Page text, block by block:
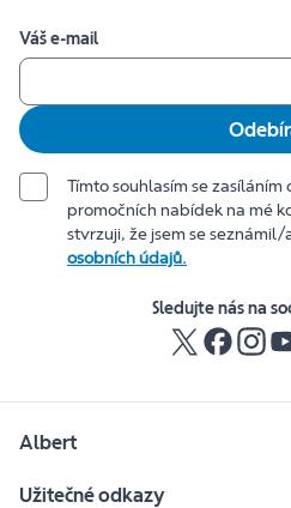
Váš e-mail
Tímto souhlasím se
promočních nabídek na mé
stvrzuji, že jsem se seznámil/
osobních údajů.
Sledujte nás na
Albert
Užitečné odkazy